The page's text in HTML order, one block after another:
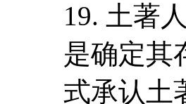
19. 土著
是确定其
式承认土